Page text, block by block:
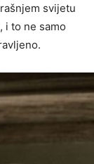
svijetu
i to ne samo